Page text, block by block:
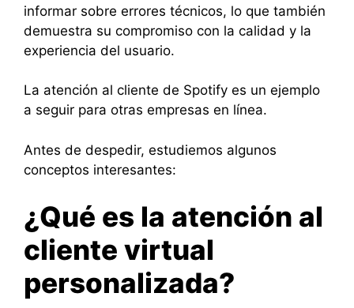
informar sobre errores técnicos, lo que también
demuestra su compromiso con la calidad y la
experiencia del usuario.
La atención al cliente de Spotify es un ejemplo
a seguir para otras empresas en línea.
Antes de despedir, estudiemos algunos
conceptos interesantes:
¿Qué es la atención al
cliente virtual
personalizada?